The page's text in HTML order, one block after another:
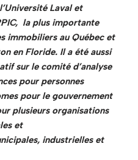
Laval et
la plus importante
immobiliers au Québec et
en Floride. Il a été aussi
sur le comité d’analyse
pour personnes
pour le gouvernement
plusieurs organisations
et
industrielles et